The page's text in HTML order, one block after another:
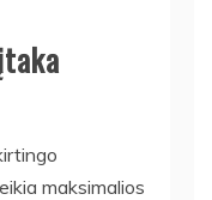
maksimalios